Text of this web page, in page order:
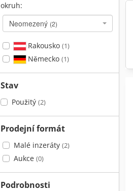
okruh:
Neomezený (2)
Rakousko (1)
Německo (1)
Stav
Použitý (2)
Prodejní formát
Malé inzeráty (2)
Aukce (0)
Podrobnosti